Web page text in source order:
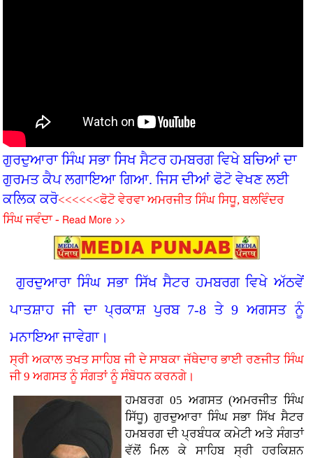
ਗੁਰਦੁਆਰਾ ਸਿੰਘ ਸਭਾ ਸਿਖ ਸੈਟਰ ਹਮਬਰਗ ਵਿਖੇ ਬਚ‌ਿਆਂ ਦਾ
ਗੁਰਮਤ ਕੈਪ ਲਗਾਇਆ ਗਿਆ. ਜਿਸ ਦੀਆਂ ਫੋਟੋ ਵੇਖਣ ਲਈ
ਕਲਿਕ ਕਰੋ<<<<<<ਫੋਟੋ ਵੇਰਵਾ ਅਮਰਜੀਤ ਸਿੰਘ ਸਿਧੂ, ਬਲਵਿੰਦਰ
ਸਿੰਘ ਜਵੰਦਾ - Read More >>
ਗੁਰਦੁਆਰਾ ਸਿੰਘ ਸਭਾ ਸਿੱਖ ਸੈਟਰ ਹਮਬਰਗ ਵਿਖੇ ਅੱਠਵੇਂ
ਪਾਤਸ਼ਾਹ ਜੀ ਦਾ ਪ੍ਰਕਾਸ਼ ਪੁਰਬ 7-8 ਤੇ 9 ਅਗਸਤ ਨੂੰ
ਮਨਾਇਆ ਜਾਵੇਗਾ।
ਸ੍ਰੀ ਅਕਾਲ ਤਖਤ ਸਾਹਿਬ ਜੀ ਦੇ ਸਾਬਕਾ ਜੱਥੇਦਾਰ ਭਾਈ ਰਣਜੀਤ ਸਿੰਘ
ਜੀ 9 ਅਗਸਤ ਨੂੰ ਸੰਗਤਾਂ ਨੂੰ ਸੰਬੋਧਨ ਕਰਨਗੇ।
ਹਮਬਰਗ 05 ਅਗਸਤ (ਅਮਰਜੀਤ ਸਿੰਘ
ਸਿੱਧੂ) ਗੁਰਦੁਆਰਾ ਸਿੰਘ ਸਭਾ ਸਿੱਖ ਸੈਟਰ
ਹਮਬਰਗ ਦੀ ਪ੍ਰਬੰਧਕ ਕਮੇਟੀ ਅਤੇ ਸੰਗਤਾਂ
ਵੱਲੋਂ ਮਿਲ ਕੇ ਸਾਹਿਬ ਸ੍ਰੀ ਹਰਕਿਸ਼ਨ